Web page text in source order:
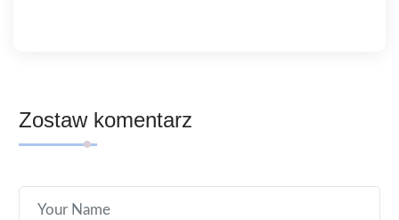
Zostaw komentarz